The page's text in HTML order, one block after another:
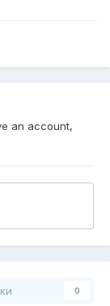
an account,
0